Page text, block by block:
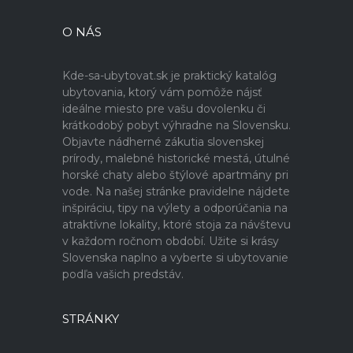
O NÁS
Kde-sa-ubytovat.sk je praktický katalóg
ubytovania, ktorý vám pomôže nájsť
ideálne miesto pre vašu dovolenku či
krátkodobý pobyt výhradne na Slovensku.
Objavte nádherné zákutia slovenskej
prírody, malebné historické mestá, útulné
horské chaty alebo štýlové apartmány pri
vode. Na našej stránke pravidelne nájdete
inšpiráciu, tipy na výlety a odporúčania na
atraktívne lokality, ktoré stoja za návštevu
v každom ročnom období. Užite si krásy
Slovenska naplno a vyberte si ubytovanie
podľa vašich predstáv.
STRÁNKY